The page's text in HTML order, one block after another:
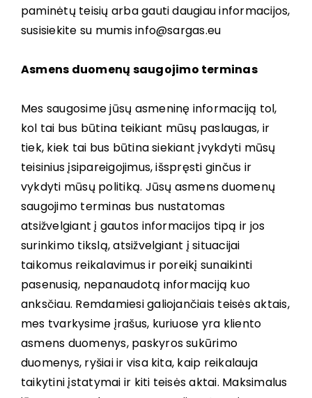
paminėtų teisių arba gauti daugiau informacijos,
susisiekite su mumis info@sargas.eu
Asmens duomenų saugojimo terminas
Mes saugosime jūsų asmeninę informaciją tol,
kol tai bus būtina teikiant mūsų paslaugas, ir
tiek, kiek tai bus būtina siekiant įvykdyti mūsų
teisinius įsipareigojimus, išspręsti ginčus ir
vykdyti mūsų politiką. Jūsų asmens duomenų
saugojimo terminas bus nustatomas
atsižvelgiant į gautos informacijos tipą ir jos
surinkimo tikslą, atsižvelgiant į situacijai
taikomus reikalavimus ir poreikį sunaikinti
pasenusią, nepanaudotą informaciją kuo
anksčiau. Remdamiesi galiojančiais teisės aktais,
mes tvarkysime įrašus, kuriuose yra kliento
asmens duomenys, paskyros sukūrimo
duomenys, ryšiai ir visa kita, kaip reikalauja
taikytini įstatymai ir kiti teisės aktai. Maksimalus